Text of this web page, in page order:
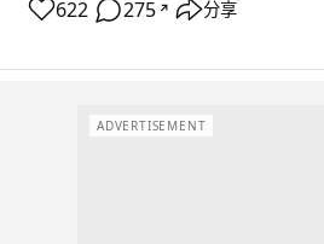
622 275 ↗ 分享
ADVERTISEMENT